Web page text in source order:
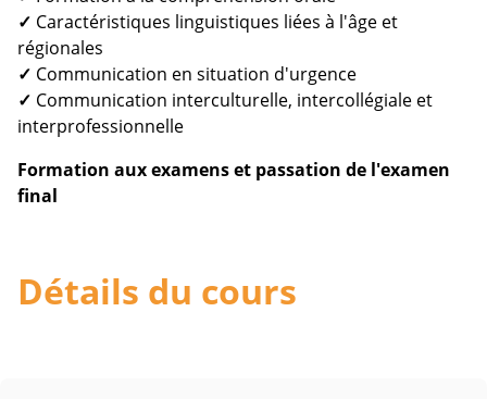
✓ Caractéristiques linguistiques liées à l'âge et
régionales
✓ Communication en situation d'urgence
✓ Communication interculturelle, intercollégiale et
interprofessionnelle
Formation aux examens et passation de l'examen
final
Détails du cours